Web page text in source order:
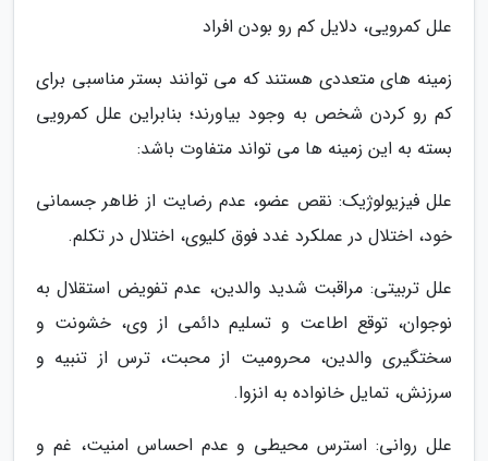
علل کمرویی، دلایل کم رو بودن افراد
زمینه های متعددی هستند که می توانند بستر مناسبی برای
کم رو کردن شخص به وجود بیاورند؛ بنابراین علل کمرویی
بسته به این زمینه ها می تواند متفاوت باشد:
علل فیزیولوژیک: نقص عضو، عدم رضایت از ظاهر جسمانی
خود، اختلال در عملکرد غدد فوق کلیوی، اختلال در تکلم.
علل تربیتی: مراقبت شدید والدین، عدم تفویض استقلال به
نوجوان، توقع اطاعت و تسلیم دائمی از وی، خشونت و
سختگیری والدین، محرومیت از محبت، ترس از تنبیه و
سرزنش، تمایل خانواده به انزوا.
علل روانی: استرس محیطی و عدم احساس امنیت، غم و